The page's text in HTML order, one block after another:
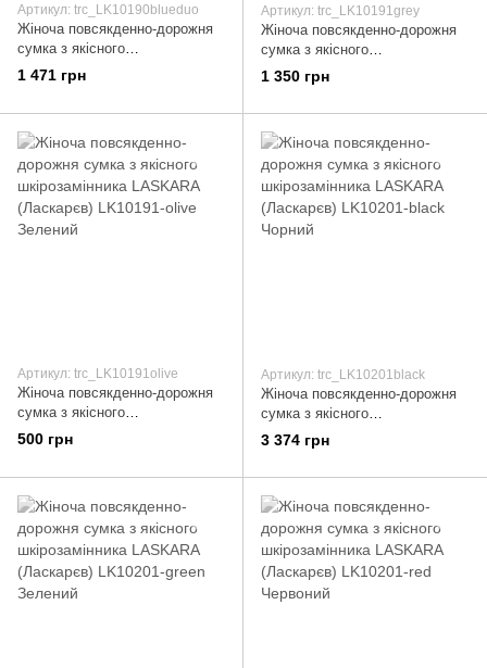
Артикул: trc_LK10190blueduo
Жіноча повсякденно-дорожня
сумка з якісного
шкірозамінника LASKARA
(Ласкарєв) LK10190-blue-duo
1 471 грн
Артикул: trc_LK10191grey
Жіноча повсякденно-дорожня
сумка з якісного
шкірозамінника LASKARA
(Ласкарєв) LK10191-grey Сірий
1 350 грн
Артикул: trc_LK10191olive
Жіноча повсякденно-дорожня
сумка з якісного
шкірозамінника LASKARA
(Ласкарєв) LK10191-olive
500 грн
Артикул: trc_LK10201black
Жіноча повсякденно-дорожня
сумка з якісного
шкірозамінника LASKARA
(Ласкарєв) LK10201-black
3 374 грн